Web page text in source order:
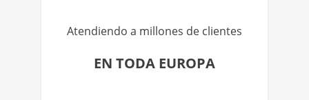
Atendiendo a millones de clientes
EN TODA EUROPA